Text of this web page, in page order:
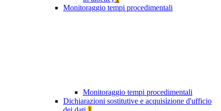
Monitoraggio tempi procedimentali
Monitoraggio tempi procedimentali
Dichiarazioni sostitutive e acquisizione d'ufficio